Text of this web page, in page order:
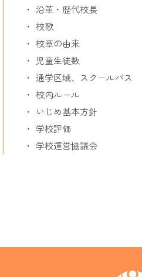
沿革・歴代校長
校歌
校章の由来
児童生徒数
通学区域、スクールバス
校内ルール
いじめ基本方針
学校評価
学校運営協議会